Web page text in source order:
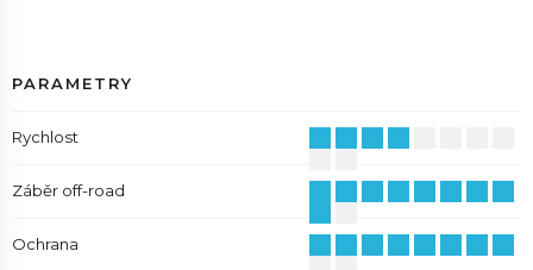
PARAMETRY
Rychlost
Záběr off-road
Ochrana